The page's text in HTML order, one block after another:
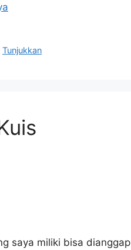
Tunjukkan
saya miliki bisa dianggap